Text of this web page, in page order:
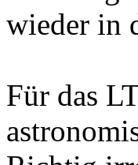
wieder in
Für das